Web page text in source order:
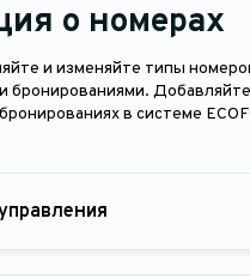
о номерах
и изменяйте типы
бронированиями.
в системе